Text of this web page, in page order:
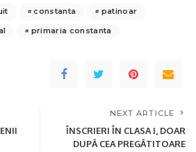
constanta
patinoar
primaria constanta
NEXT ARTICLE
ÎNSCRIERI ÎN CLASA I, DOAR
DUPĂ CEA PREGĂTITOARE